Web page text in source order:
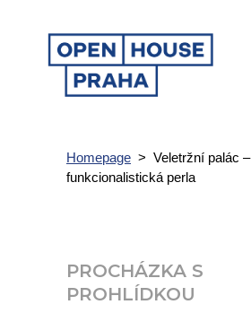
Homepage > Veletržní palác –
funkcionalistická perla
PROCHÁZKA S
PROHLÍDKOU